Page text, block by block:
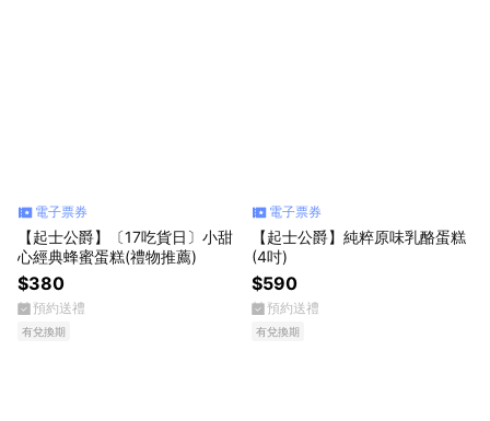
電子票券
【起士公爵】〔17吃貨日〕小甜
心經典蜂蜜蛋糕(禮物推薦)
$380
預約送禮
有兌換期
電子票券
【起士公爵】純粹原味乳酪蛋糕
(4吋)
$590
預約送禮
有兌換期